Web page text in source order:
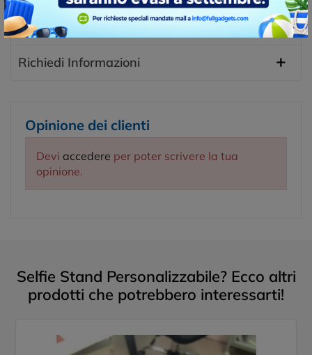
Disponibilità
Richiedi Informazioni
Opinione dei clienti
Devi accedere per poter scrivere la tua
opinione.
Selfie Stand Personalizzabile? Ecco altri
prodotti che potrebbero interessarti!